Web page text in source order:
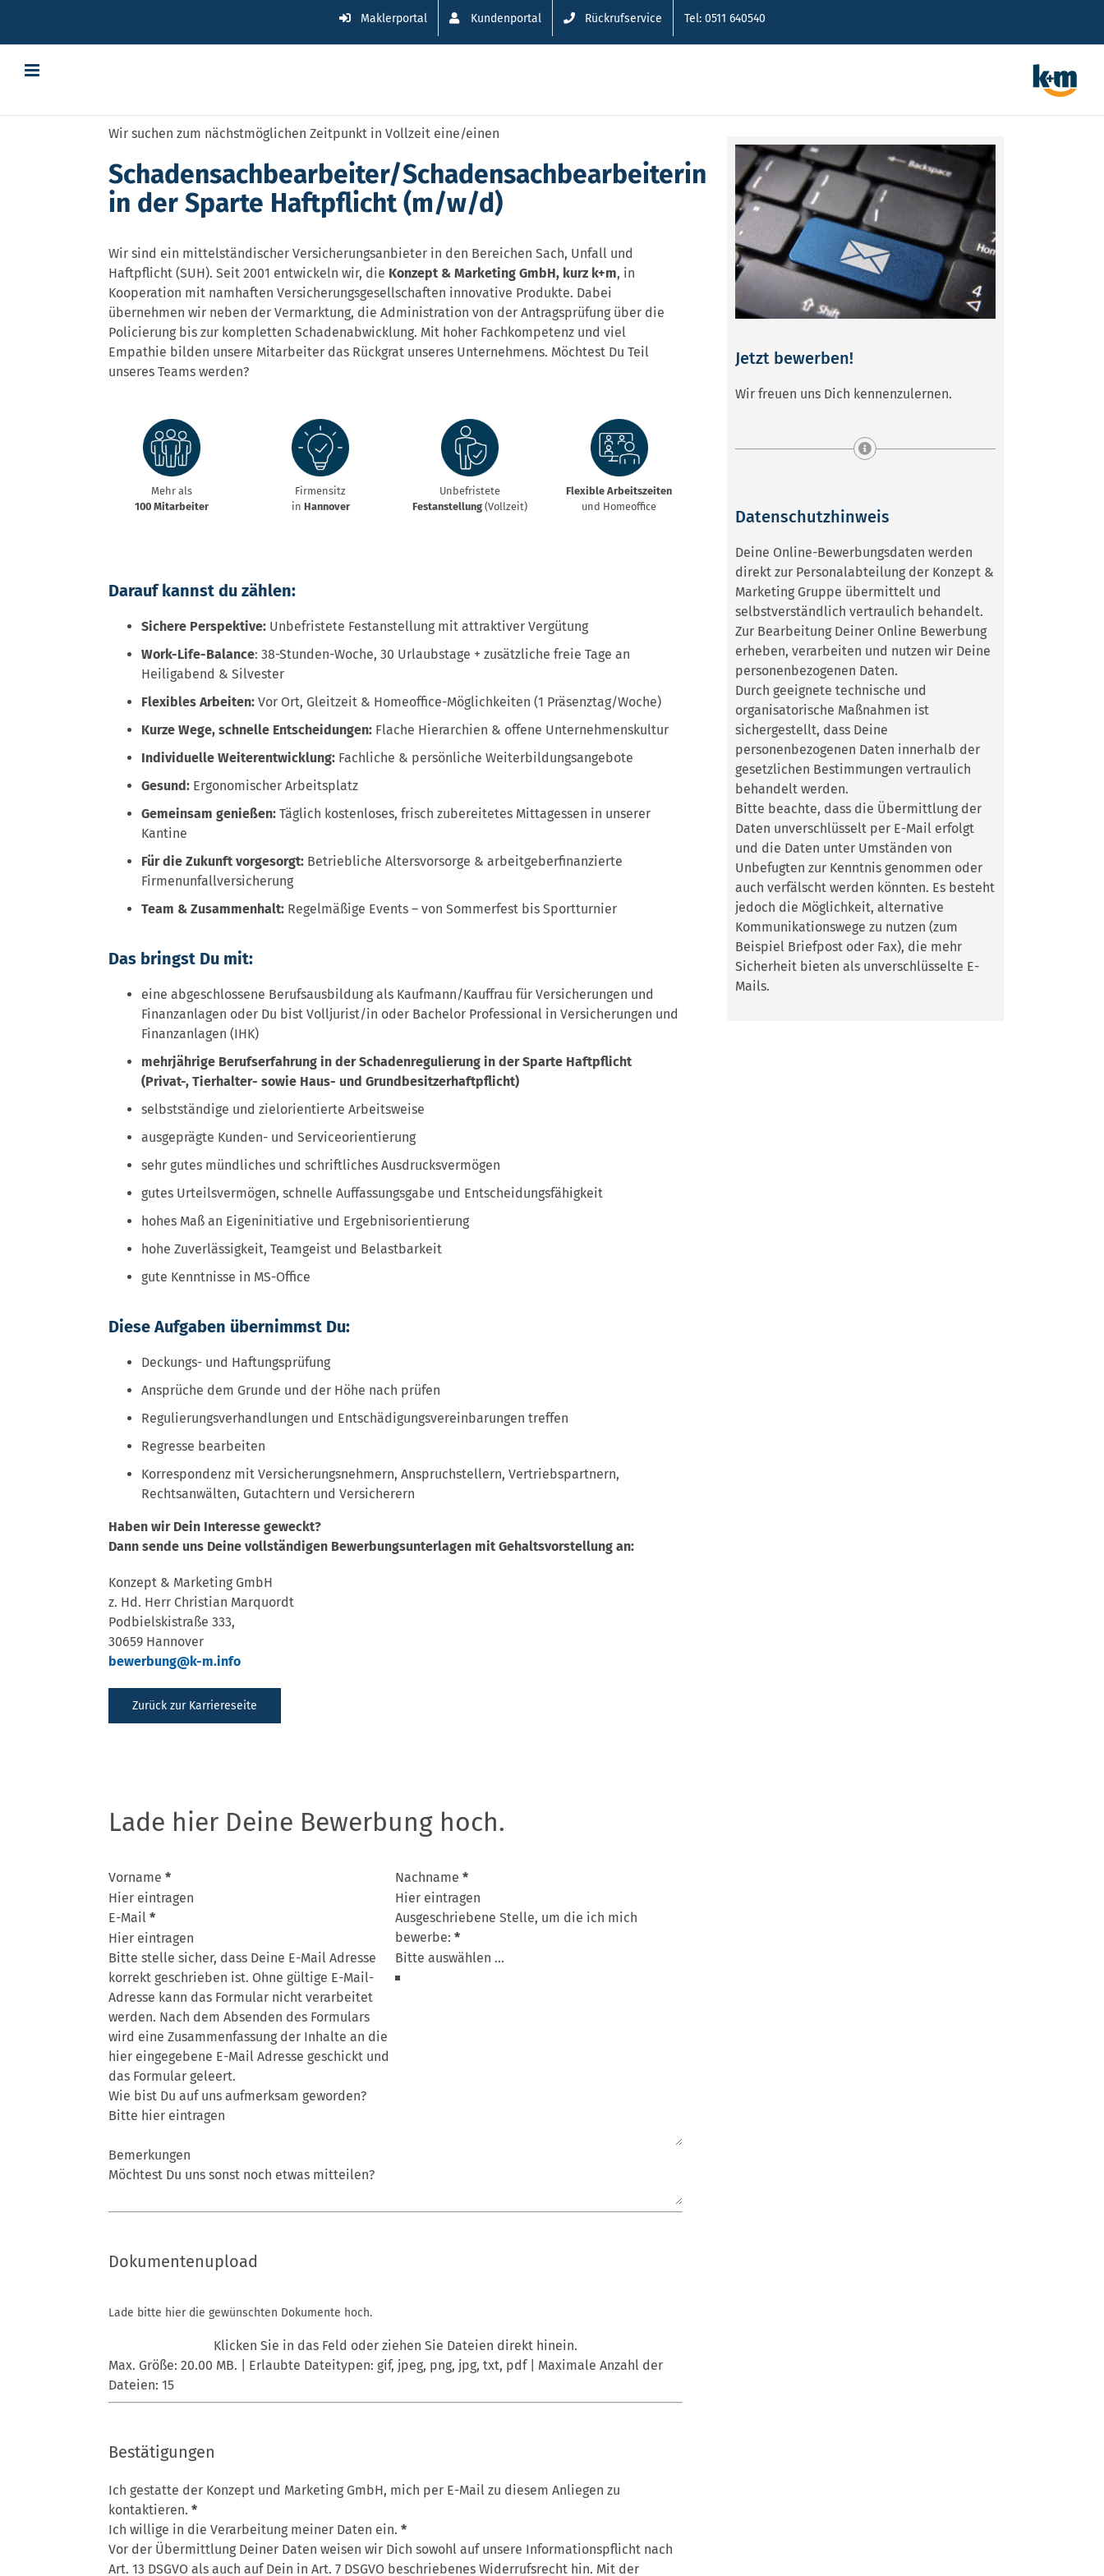
springen
Maklerportal Kundenportal Rückrufservice Tel: 0511 640540
Wir suchen zum nächstmöglichen Zeitpunkt in Vollzeit eine/einen
Schadensachbearbeiter/Schadensachbearbeiterin
in der Sparte Haftpflicht (m/w/d)
Wir sind ein mittelständischer Versicherungsanbieter in den Bereichen Sach, Unfall und
Haftpflicht (SUH). Seit 2001 entwickeln wir, die Konzept & Marketing GmbH, kurz k+m, in
Kooperation mit namhaften Versicherungsgesellschaften innovative Produkte. Dabei
übernehmen wir neben der Vermarktung, die Administration von der Antragsprüfung über die
Policierung bis zur kompletten Schadenabwicklung. Mit hoher Fachkompetenz und viel
Empathie bilden unsere Mitarbeiter das Rückgrat unseres Unternehmens. Möchtest Du Teil
unseres Teams werden?
Mehr als
100 Mitarbeiter
Firmensitz
in Hannover
Unbefristete
Festanstellung (Vollzeit)
Flexible Arbeitszeiten
und Homeoffice
Darauf kannst du zählen:
Sichere Perspektive: Unbefristete Festanstellung mit attraktiver Vergütung
Work-Life-Balance: 38-Stunden-Woche, 30 Urlaubstage + zusätzliche freie Tage an
Heiligabend & Silvester
Flexibles Arbeiten: Vor Ort, Gleitzeit & Homeoffice-Möglichkeiten (1 Präsenztag/Woche)
Kurze Wege, schnelle Entscheidungen: Flache Hierarchien & offene Unternehmenskultur
Individuelle Weiterentwicklung: Fachliche & persönliche Weiterbildungsangebote
Gesund: Ergonomischer Arbeitsplatz
Gemeinsam genießen: Täglich kostenloses, frisch zubereitetes Mittagessen in unserer
Kantine
Für die Zukunft vorgesorgt: Betriebliche Altersvorsorge & arbeitgeberfinanzierte
Firmenunfallversicherung
Team & Zusammenhalt: Regelmäßige Events – von Sommerfest bis Sportturnier
Das bringst Du mit:
eine abgeschlossene Berufsausbildung als Kaufmann/Kauffrau für Versicherungen und
Finanzanlagen oder Du bist Volljurist/in oder Bachelor Professional in Versicherungen und
Finanzanlagen (IHK)
mehrjährige Berufserfahrung in der Schadenregulierung in der Sparte Haftpflicht
(Privat-, Tierhalter- sowie Haus- und Grundbesitzerhaftpflicht)
selbstständige und zielorientierte Arbeitsweise
ausgeprägte Kunden- und Serviceorientierung
sehr gutes mündliches und schriftliches Ausdrucksvermögen
gutes Urteilsvermögen, schnelle Auffassungsgabe und Entscheidungsfähigkeit
hohes Maß an Eigeninitiative und Ergebnisorientierung
hohe Zuverlässigkeit, Teamgeist und Belastbarkeit
gute Kenntnisse in MS-Office
Diese Aufgaben übernimmst Du:
Deckungs- und Haftungsprüfung
Ansprüche dem Grunde und der Höhe nach prüfen
Regulierungsverhandlungen und Entschädigungsvereinbarungen treffen
Regresse bearbeiten
Korrespondenz mit Versicherungsnehmern, Anspruchstellern, Vertriebspartnern,
Rechtsanwälten, Gutachtern und Versicherern
Haben wir Dein Interesse geweckt?
Dann sende uns Deine vollständigen Bewerbungsunterlagen mit Gehaltsvorstellung an:
Konzept & Marketing GmbH
z. Hd. Herr Christian Marquordt
Podbielskistraße 333,
30659 Hannover
bewerbung@k-m.info
Zurück zur Karriereseite
Lade hier Deine Bewerbung hoch.
Vorname * Nachname *
E-Mail *
Bitte stelle sicher, dass Deine E-Mail Adresse
korrekt geschrieben ist. Ohne gültige E-Mail-
Adresse kann das Formular nicht verarbeitet
werden. Nach dem Absenden des Formulars
wird eine Zusammenfassung der Inhalte an die
hier eingegebene E-Mail Adresse geschickt und
das Formular geleert.
Ausgeschriebene Stelle, um die ich mich
bewerbe: *
Wie bist Du auf uns aufmerksam geworden?
Bemerkungen
Upload
Dokumentenupload
Lade bitte hier die gewünschten Dokumente hoch.
Klicken Sie in das Feld oder ziehen Sie Dateien direkt hinein.
Max. Größe: 20.00 MB. | Erlaubte Dateitypen: gif, jpeg, png, jpg, txt, pdf | Maximale Anzahl der
Dateien: 15
Abschnitt
Bestätigungen
Ich gestatte der Konzept und Marketing GmbH, mich per E-Mail zu diesem Anliegen zu
kontaktieren. *
Ich willige in die Verarbeitung meiner Daten ein. *
Vor der Übermittlung Deiner Daten weisen wir Dich sowohl auf unsere Informationspflicht nach
Art. 13 DSGVO als auch auf Dein in Art. 7 DSGVO beschriebenes Widerrufsrecht hin. Mit der
Jetzt bewerben!
Wir freuen uns Dich kennenzulernen.
Datenschutzhinweis
Deine Online-Bewerbungsdaten werden
direkt zur Personalabteilung der Konzept &
Marketing Gruppe übermittelt und
selbstverständlich vertraulich behandelt.
Zur Bearbeitung Deiner Online Bewerbung
erheben, verarbeiten und nutzen wir Deine
personenbezogenen Daten.
Durch geeignete technische und
organisatorische Maßnahmen ist
sichergestellt, dass Deine
personenbezogenen Daten innerhalb der
gesetzlichen Bestimmungen vertraulich
behandelt werden.
Bitte beachte, dass die Übermittlung der
Daten unverschlüsselt per E-Mail erfolgt
und die Daten unter Umständen von
Unbefugten zur Kenntnis genommen oder
auch verfälscht werden könnten. Es besteht
jedoch die Möglichkeit, alternative
Kommunikationswege zu nutzen (zum
Beispiel Briefpost oder Fax), die mehr
Sicherheit bieten als unverschlüsselte E-
Mails.